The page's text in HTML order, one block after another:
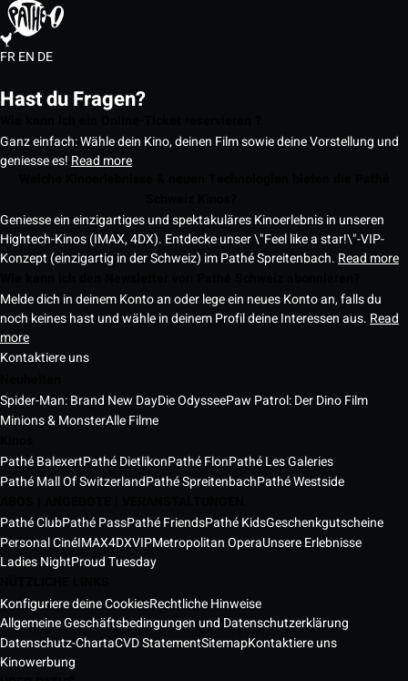
FREN DE
Hast du Fragen?
Ganz einfach: Wähle dein Kino, deinen Film sowie deine Vorstellung und
geniesse es! Read more
Geniesse ein einzigartiges und spektakuläres Kinoerlebnis in unseren
Hightech-Kinos (IMAX, 4DX). Entdecke unser \"Feel like a star!\"-VIP-
Konzept (einzigartig in der Schweiz) im Pathé Spreitenbach. Read more
Melde dich in deinem Konto an oder lege ein neues Konto an, falls du
noch keines hast und wähle in deinem Profil deine Interessen aus. Read
more
Kontaktiere uns
Spider-Man: Brand New DayDie OdysseePaw Patrol: Der Dino Film
Minions & MonsterAlle Filme
Pathé BalexertPathé DietlikonPathé FlonPathé Les Galeries
Pathé Mall Of SwitzerlandPathé SpreitenbachPathé Westside
Pathé ClubPathé PassPathé FriendsPathé KidsGeschenkgutscheine
Personal CinéIMAX4DXVIPMetropolitan OperaUnsere Erlebnisse
Ladies NightProud Tuesday
Konfiguriere deine CookiesRechtliche Hinweise
Allgemeine Geschäftsbedingungen und Datenschutzerklärung
Datenschutz-ChartaCVD StatementSitemapKontaktiere uns
Kinowerbung